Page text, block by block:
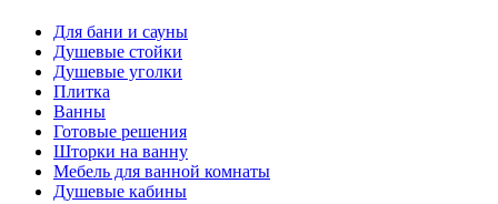
Для бани и сауны
Душевые стойки
Душевые уголки
Плитка
Ванны
Готовые решения
Шторки на ванну
Мебель для ванной комнаты
Душевые кабины